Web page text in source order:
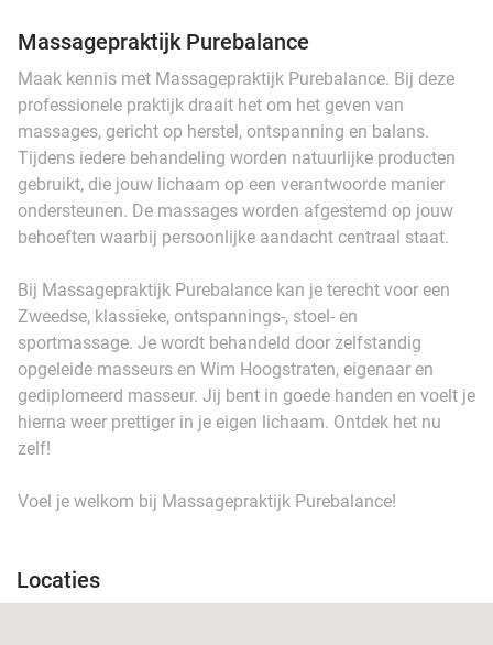
Massagepraktijk Purebalance
Maak kennis met Massagepraktijk Purebalance. Bij deze
professionele praktijk draait het om het geven van
massages, gericht op herstel, ontspanning en balans.
Tijdens iedere behandeling worden natuurlijke producten
gebruikt, die jouw lichaam op een verantwoorde manier
ondersteunen. De massages worden afgestemd op jouw
behoeften waarbij persoonlijke aandacht centraal staat.
Bij Massagepraktijk Purebalance kan je terecht voor een
Zweedse, klassieke, ontspannings-, stoel- en
sportmassage. Je wordt behandeld door zelfstandig
opgeleide masseurs en Wim Hoogstraten, eigenaar en
gediplomeerd masseur. Jij bent in goede handen en voelt je
hierna weer prettiger in je eigen lichaam. Ontdek het nu
zelf!
Voel je welkom bij Massagepraktijk Purebalance!
Locaties